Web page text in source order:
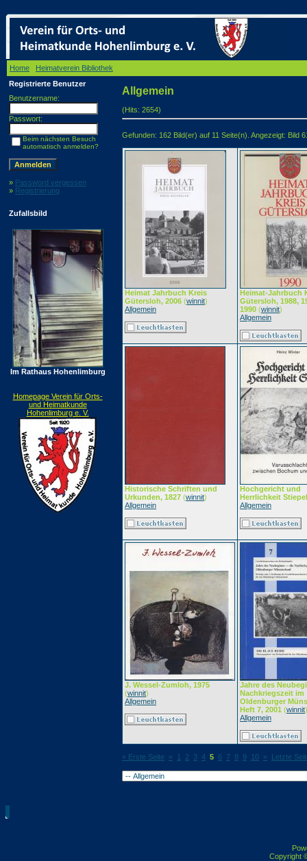
Home Heimatverein Bibliothek
Registrierte Benutzer
Benutzername:
Passwort:
Beim nächsten Besuch
automatisch anmelden?
» Password vergessen
» Registrierung
Zufallsbild
Im Rathaus Hohenlimburg
Homepage Verein für Orts-
und Heimatkunde
Hohenlimburg e. V.
Allgemein
(Hits: 2654)
Gefunden: 162 Bild(er) auf 11 Seite(n). Angezeigt: Bild
Heimat Jahrbuch Kreis
Gütersloh, 2006 (winnit)
Allgemein
Heimat-Jahrbuch
Gütersloh, 1988,
1990 (winnit)
Allgemein
Historische Schriften und
Urkunden, 1827 (winnit)
Allgemein
Hochgericht und
Herrlichkeit Stiepel
Allgemein
J. Wessel-Zumloh, 1975
(winnit)
Allgemein
Jahre des
Nachkriegszeit im
Oldenburger
Heft 7, 2001 (winnit)
Allgemein
« Erste Seite « 1 2 3 4 5 6 7 8 9 10 » Letzte
Copyright